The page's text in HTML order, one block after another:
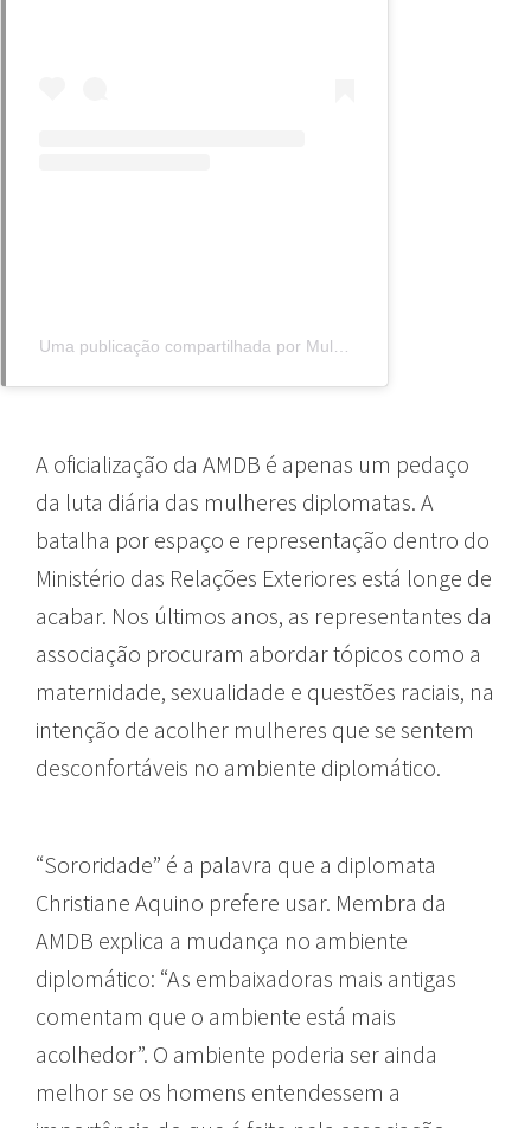
A oficialização da AMDB é apenas um pedaço
da luta diária das mulheres diplomatas. A
batalha por espaço e representação dentro do
Ministério das Relações Exteriores está longe de
acabar. Nos últimos anos, as representantes da
associação procuram abordar tópicos como a
maternidade, sexualidade e questões raciais, na
intenção de acolher mulheres que se sentem
desconfortáveis no ambiente diplomático.
“Sororidade” é a palavra que a diplomata
Christiane Aquino prefere usar. Membra da
AMDB explica a mudança no ambiente
diplomático: “As embaixadoras mais antigas
comentam que o ambiente está mais
acolhedor”. O ambiente poderia ser ainda
melhor se os homens entendessem a